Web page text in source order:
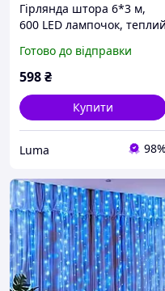
Гірлянда штора 6*3 м,
600 LED лампочок, теплий
працює від павербанка,
яскраво світить, багато
Готово до відправки
598₴
Купити
Luma 98%